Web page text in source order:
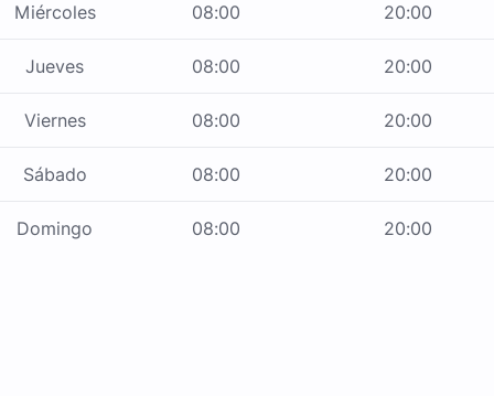
Miércoles 08:00 20:00
Jueves 08:00 20:00
Viernes 08:00 20:00
Sábado 08:00 20:00
Domingo 08:00 20:00